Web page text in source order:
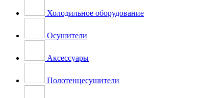
Холодильное оборудование
Осушители
Аксессуары
Полотенцесушители